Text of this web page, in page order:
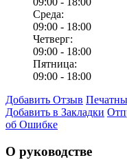
Среда:
09:00 - 18:00
Четверг:
09:00 - 18:00
Пятница:
09:00 - 18:00
Добавить Отзыв
Добавить в Закладки
об Ошибке
О руководстве